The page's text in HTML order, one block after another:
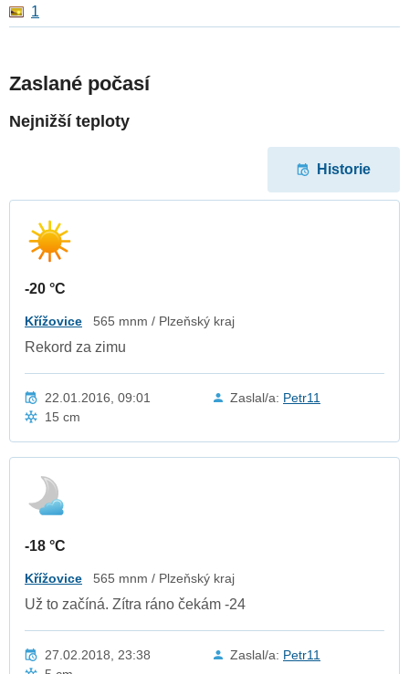
1
Zaslané počasí
Nejnižší teploty
Historie
-20 °C
Křížovice 565 mnm / Plzeňský kraj
Rekord za zimu
22.01.2016, 09:01 Zaslal/a: Petr11
15 cm
-18 °C
Křížovice 565 mnm / Plzeňský kraj
Už to začíná. Zítra ráno čekám -24
27.02.2018, 23:38 Zaslal/a: Petr11